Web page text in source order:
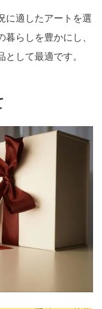
に適したアートを選
らしを豊かにし、
して最適です。